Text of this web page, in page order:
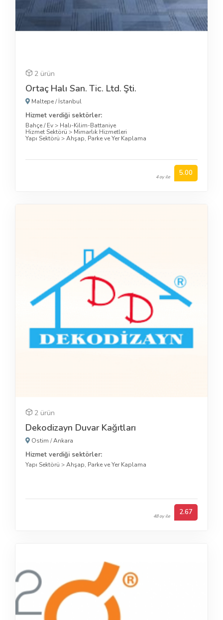
2 ürün
Ortaç Halı San. Tic. Ltd. Şti.
Maltepe/İstanbul
Hizmet verdiği sektörler:
Bahçe / Ev> Halı-Kilim-Battaniye
Hizmet Sektörü > Mimarlık Hizmetleri
Yapı Sektörü >Ahşap, Parke ve Yer Kaplama
4 oy ile 5.00
2 ürün
Dekodizayn Duvar Kağıtları
Ostim /Ankara
Hizmet verdiği sektörler:
Yapı Sektörü >Ahşap, Parke ve Yer Kaplama
48 oy ile 2.67